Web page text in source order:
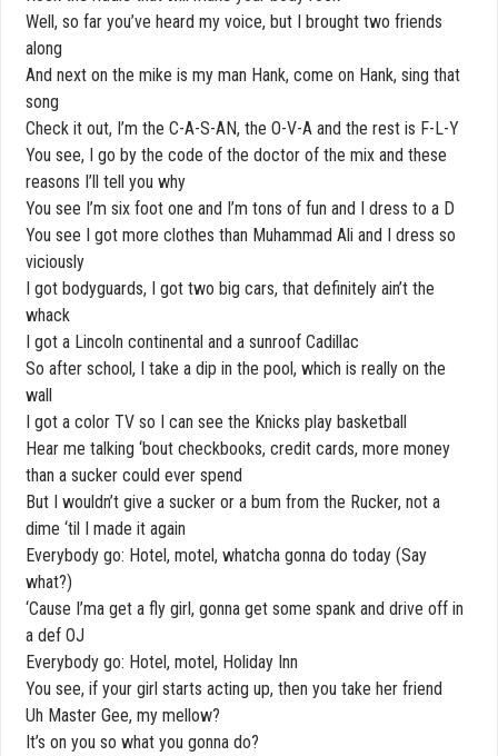
Well, so far you’ve heard my voice, but I brought two friends
along
And next on the mike is my man Hank, come on Hank, sing that
song
Check it out, I’m the C-A-S-AN, the O-V-A and the rest is F-L-Y
You see, I go by the code of the doctor of the mix and these
reasons I’ll tell you why
You see I’m six foot one and I’m tons of fun and I dress to a D
You see I got more clothes than Muhammad Ali and I dress so
viciously
I got bodyguards, I got two big cars, that definitely ain’t the
whack
I got a Lincoln continental and a sunroof Cadillac
So after school, I take a dip in the pool, which is really on the
wall
I got a color TV so I can see the Knicks play basketball
Hear me talking ‘bout checkbooks, credit cards, more money
than a sucker could ever spend
But I wouldn’t give a sucker or a bum from the Rucker, not a
dime ‘til I made it again
Everybody go: Hotel, motel, whatcha gonna do today (Say
what?)
‘Cause I’ma get a fly girl, gonna get some spank and drive off in
a def OJ
Everybody go: Hotel, motel, Holiday Inn
You see, if your girl starts acting up, then you take her friend
Uh Master Gee, my mellow?
It’s on you so what you gonna do?